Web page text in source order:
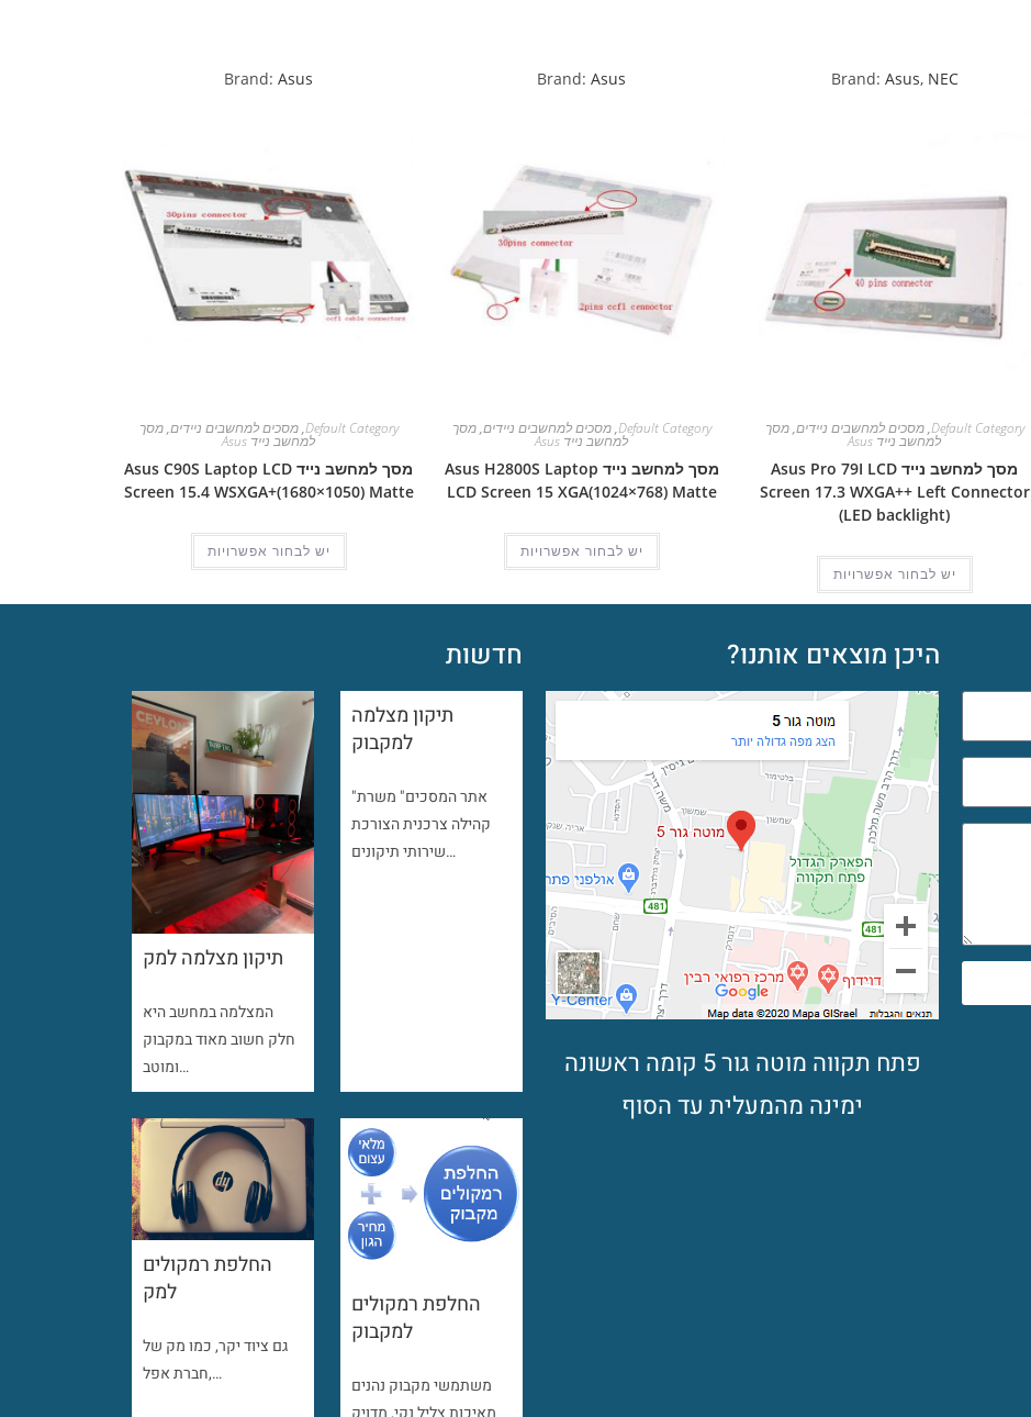
Brand: Asus, NEC
Default Category
,מסכים למחשבים ניידים,מסך
למחשב נייד Asus
מסך למחשב נייד Asus Pro 79I LCD
Screen 17.3 WXGA++ Left Connector
(LED backlight)
יש לבחור אפשרויות
Brand: Asus
Default Category
,מסכים למחשבים ניידים,מסך
למחשב נייד Asus
מסך למחשב נייד Asus H2800S Laptop
LCD Screen 15 XGA(1024×768) Matte
יש לבחור אפשרויות
Brand: Asus
Default Category
,מסכים למחשבים ניידים,מסך
למחשב נייד Asus
מסך למחשב נייד Asus C90S Laptop LCD
Screen 15.4 WSXGA+(1680×1050) Matte
יש לבחור אפשרויות
היכן מוצאים אותנו?
פתח תקווה מוטה גור 5 קומה ראשונה
ימינה מהמעלית עד הסוף
חדשות
תיקון מצלמה למק
המצלמה במחשב היא
חלק חשוב מאוד במקבוק
ומוטב…
תיקון מצלמה
למקבוק
"אתר המסכים" משרת
קהילה צרכנית הצורכת
שירותי תיקונים…
החלפת רמקולים
למק
גם ציוד יקר, כמו מק של
חברת אפל,…
החלפת רמקולים
למקבוק
משתמשי מקבוק נהנים